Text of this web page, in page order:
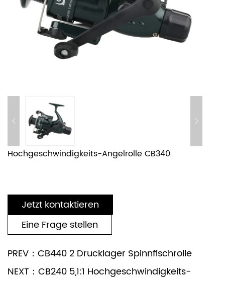
Hochgeschwindigkeits-Angelrolle CB340
Jetzt kontaktieren
Eine Frage stellen
PREV：CB440 2 Drucklager Spinnfischrolle
NEXT：CB240 5,1:1 Hochgeschwindigkeits-